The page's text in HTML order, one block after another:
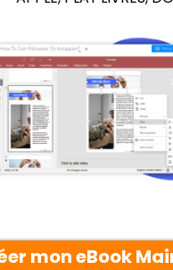
mon eBook